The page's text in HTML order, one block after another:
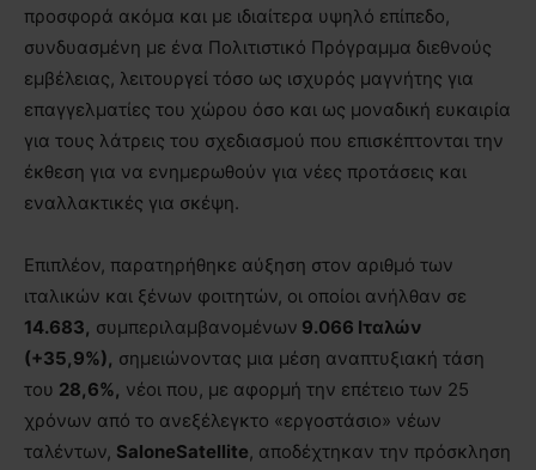
προσφορά ακόμα και με ιδιαίτερα υψηλό επίπεδο,
συνδυασμένη με ένα Πολιτιστικό Πρόγραμμα διεθνούς
εμβέλειας, λειτουργεί τόσο ως ισχυρός μαγνήτης για
επαγγελματίες του χώρου όσο και ως μοναδική ευκαιρία
για τους λάτρεις του σχεδιασμού που επισκέπτονται την
έκθεση για να ενημερωθούν για νέες προτάσεις και
εναλλακτικές για σκέψη.
Επιπλέον, παρατηρήθηκε αύξηση στον αριθμό των
ιταλικών και ξένων φοιτητών, οι οποίοι ανήλθαν σε
14.683, συμπεριλαμβανομένων 9.066 Ιταλών
(+35,9%), σημειώνοντας μια μέση αναπτυξιακή τάση
του 28,6%, νέοι που, με αφορμή την επέτειο των 25
χρόνων από το ανεξέλεγκτο «εργοστάσιο» νέων
ταλέντων, SaloneSatellite, αποδέχτηκαν την πρόσκληση